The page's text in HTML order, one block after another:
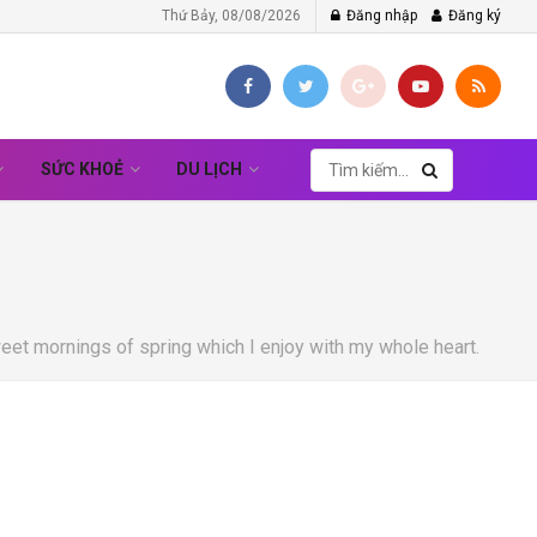
Thứ Bảy, 08/08/2026 Đăng nhập Đăng ký
SỨC KHOẺ DU LỊCH
mornings of spring which I enjoy with my whole heart.